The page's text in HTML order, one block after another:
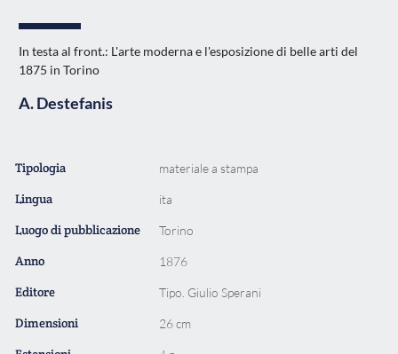
In testa al front.: L'arte moderna e l'esposizione di belle arti del
1875 in Torino
A. Destefanis
Tipologia materiale a stampa
Lingua ita
Luogo di pubblicazione Torino
Anno 1876
Editore Tipo. Giulio Sperani
Dimensioni 26 cm